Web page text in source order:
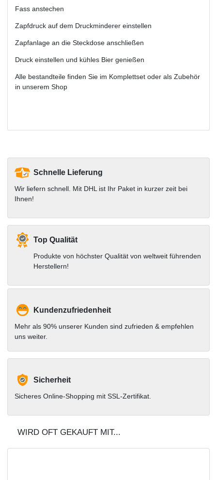
Fass anstechen
Zapfdruck auf dem Druckminderer einstellen
Zapfanlage an die Steckdose anschließen
Druck einstellen und kühles Bier genießen
Alle bestandteile finden Sie im Komplettset oder als Zubehör
in unserem Shop
Schnelle Lieferung
Wir liefern schnell. Mit DHL ist Ihr Paket in kurzer zeit bei
Ihnen!
Top Qualität
Produkte von höchster Qualität von weltweit führenden
Herstellern!
Kundenzufriedenheit
Mehr als 90% unserer Kunden sind zufrieden & empfehlen
uns weiter.
Sicherheit
Sicheres Online-Shopping mit SSL-Zertifikat.
WIRD OFT GEKAUFT MIT...